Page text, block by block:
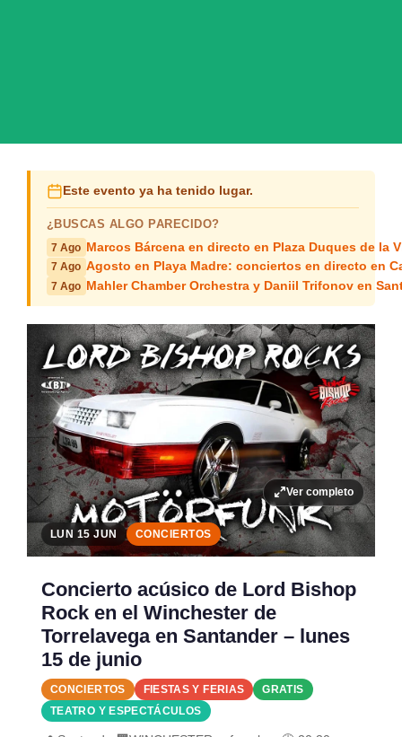
Este evento ya ha tenido lugar.
¿BUSCAS ALGO PARECIDO?
7 Ago Marcos Bárcena en directo en Plaza Duques de la
7 Ago Agosto en Playa Madre: conciertos en directo en
7 Ago Mahler Chamber Orchestra y Daniil Trifonov en
Ver completo
LUN 15 JUN CONCIERTOS
Concierto acúsico de Lord Bishop
Rock en el Winchester de
Torrelavega en Santander – lunes
15 de junio
CONCIERTOS FIESTAS Y FERIAS
GRATIS
TEATRO Y ESPECTÁCULOS